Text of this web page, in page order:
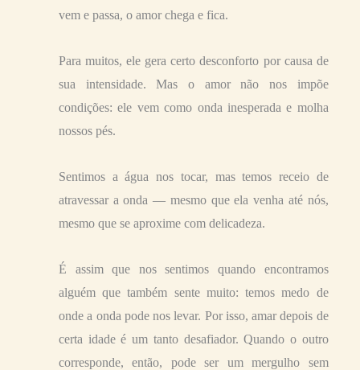
vem e passa, o amor chega e fica.
Para muitos, ele gera certo desconforto por causa de
sua intensidade. Mas o amor não nos impõe
condições: ele vem como onda inesperada e molha
nossos pés.
Sentimos a água nos tocar, mas temos receio de
atravessar a onda — mesmo que ela venha até nós,
mesmo que se aproxime com delicadeza.
É assim que nos sentimos quando encontramos
alguém que também sente muito: temos medo de
onde a onda pode nos levar. Por isso, amar depois de
certa idade é um tanto desafiador. Quando o outro
corresponde, então, pode ser um mergulho sem